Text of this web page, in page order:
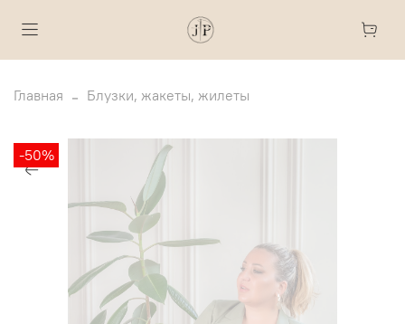
Главная Блузки, жакеты, жилеты
-50%